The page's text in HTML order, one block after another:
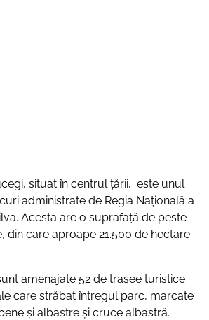
situat în centrul țării, este unul
administrate de Regia Națională a
Acesta are o suprafață de peste
din care aproape 21.500 de hectare
amenajate 52 de trasee turistice
care străbat întregul parc, marcate
și albastre și cruce albastră.